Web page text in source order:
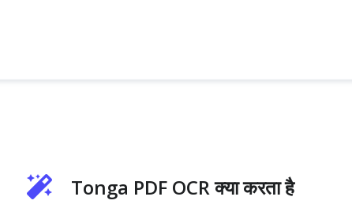
Tonga PDF OCR क्या करता है